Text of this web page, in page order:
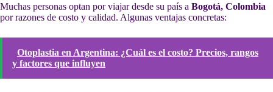
Muchas personas optan por viajar desde su país a Bogotá, Colombia
por razones de costo y calidad. Algunas ventajas concretas:
Otoplastia en Argentina: ¿Cuál es el costo? Precios, rangos
y factores que influyen